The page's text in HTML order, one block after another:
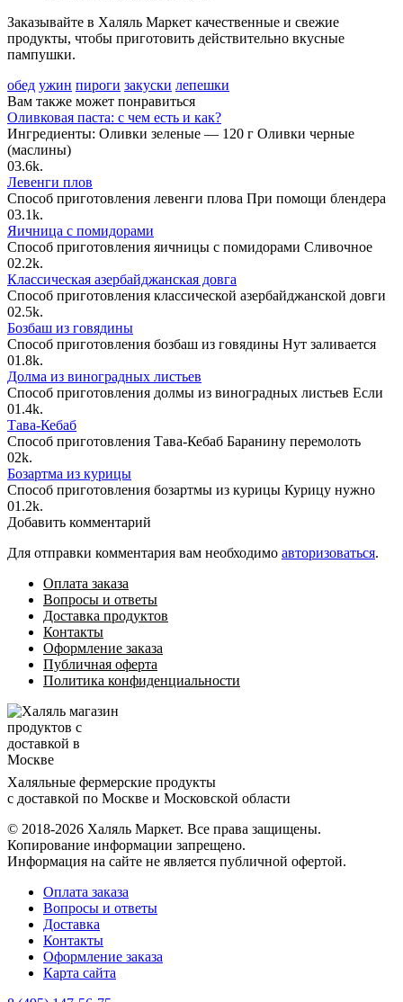
Заказывайте в Халяль Маркет качественные и свежие
продукты, чтобы приготовить действительно вкусные
пампушки.
обед ужин пироги закуски лепешки
Вам также может понравиться
Оливковая паста: с чем есть и как?
Ингредиенты: Оливки зеленые — 120 г Оливки черные
(маслины)
03.6k.
Левенги плов
Способ приготовления левенги плова При помощи блендера
03.1k.
Яичница с помидорами
Способ приготовления яичницы с помидорами Сливочное
02.2k.
Классическая азербайджанская довга
Способ приготовления классической азербайджанской довги
02.5k.
Бозбаш из говядины
Способ приготовления бозбаш из говядины Нут заливается
01.8k.
Долма из виноградных листьев
Способ приготовления долмы из виноградных листьев Если
01.4k.
Тава-Кебаб
Способ приготовления Тава-Кебаб Баранину перемолоть
02k.
Бозартма из курицы
Способ приготовления бозартмы из курицы Курицу нужно
01.2k.
Добавить комментарий
Для отправки комментария вам необходимо авторизоваться.
Оплата заказа
Вопросы и ответы
Доставка продуктов
Контакты
Оформление заказа
Публичная оферта
Политика конфиденциальности
Халяльные фермерские продукты
с доставкой по Москве и Московской области
© 2018-2026 Халяль Маркет. Все права защищены.
Копирование информации запрещено.
Информация на сайте не является публичной офертой.
Оплата заказа
Вопросы и ответы
Доставка
Контакты
Оформление заказа
Карта сайта